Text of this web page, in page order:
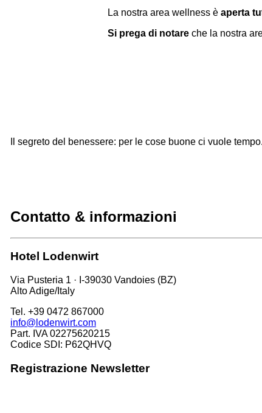
La nostra area wellness è aperta
Si prega di notare che la nostra
Il segreto del benessere: per le cose buone ci vuole tempo.
Contatto & informazioni
Hotel Lodenwirt
Via Pusteria 1 · I-39030 Vandoies (BZ)
Alto Adige/Italy
Tel. +39 0472 867000
info@lodenwirt.com
Part. IVA 02275620215
Codice SDI: P62QHVQ
Registrazione Newsletter